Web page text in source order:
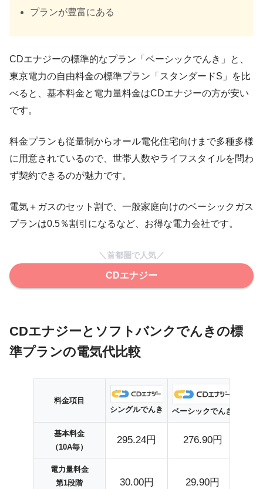
プランが豊富にある
CDエナジーの標準的なプラン「ベーシックでんき」と、
東京電力の自由料金の標準プラン「スタンダードS」を比
べると、基本料金と電力量料金はCDエナジーの方が安い
です。
料金プランも従量制からオール電化住宅向けまで多種多様
に用意されているので、世帯人数やライフスタイルを問わ
ず契約できるのが魅力です。
電気＋ガスのセット割で、一般家庭向けのベーシックガス
プランは0.5％割引になるなど、お得な電力会社です。
＼首都圏で人気／
CDエナジー
CDエナジーとソフトバンクでんきの標
準プランの電気代比較
料金項目
シングルでんき
ベーシックでんき
基本料金
（10A毎）
295.24円 276.90円
電力量料金
第1段階
30.00円 29.90円